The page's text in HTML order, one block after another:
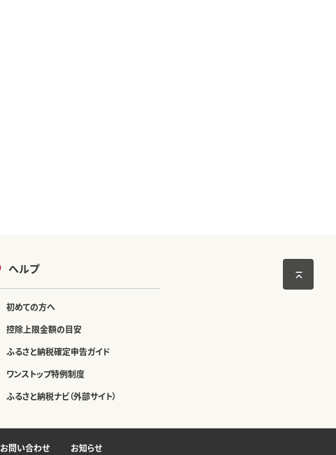
ヘルプ
初めての方へ
控除上限金額の目安
ふるさと納税確定申告ガイド
ワンストップ特例制度
ふるさと納税ナビ（外部サイト）
お問い合わせ お知らせ